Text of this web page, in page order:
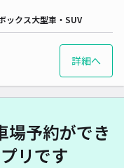
ックス大型車・SUV
詳細へ
場予約ができ
リです